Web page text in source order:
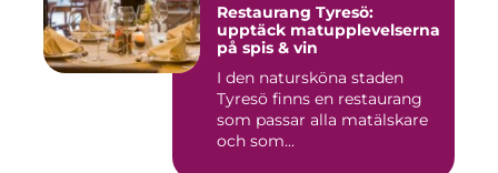
Restaurang Tyresö:
upptäck matupplevelserna
på spis & vin
I den natursköna staden
Tyresö finns en restaurang
som passar alla matälskare
och som...